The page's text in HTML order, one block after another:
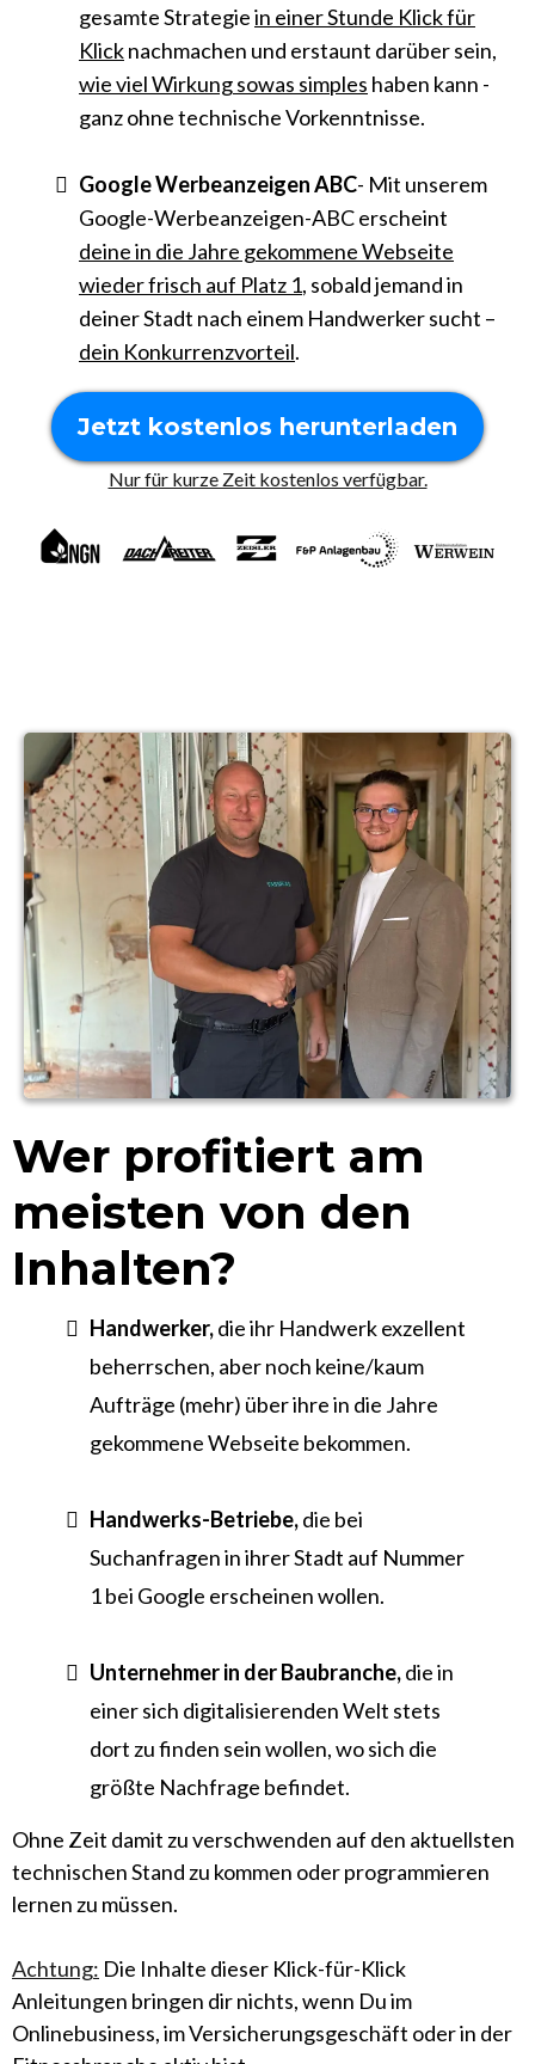
gesamte Strategiein einer Stunde Klick für
Klicknachmachen und erstaunt darüber sein,
wie viel Wirkung sowas simples haben kann -
ganz ohne technische Vorkenntnisse.
Google Werbeanzeigen ABC- Mit unserem
Google-Werbeanzeigen-ABC erscheint
deine in die Jahre gekommene Webseite
wieder frisch auf Platz 1, sobald jemand in
deiner Stadt nach einem Handwerker sucht –
dein Konkurrenzvorteil.
Jetzt kostenlos herunterladen
Nur für kurze Zeit kostenlos verfügbar.
Wer profitiert am
meisten von den
Inhalten?
Handwerker,die ihr Handwerk exzellent
beherrschen, aber noch keine/kaum
Aufträge (mehr) über ihre in die Jahre
gekommene Webseite bekommen.
Handwerks-Betriebe,die bei
Suchanfragen in ihrer Stadt auf Nummer
1 bei Google erscheinen wollen.
​Unternehmer in der Baubranche,die in
einer sich digitalisierenden Welt stets
dort zu finden sein wollen, wo sich die
größte Nachfrage befindet.
Ohne Zeit damit zu verschwenden auf den aktuellsten
technischen Stand zu kommen oder programmieren
lernen zu müssen.
Achtung: Die Inhalte dieser Klick-für-Klick
Anleitungen bringen dir nichts, wenn Du im
Onlinebusiness, im Versicherungsgeschäft oder in der